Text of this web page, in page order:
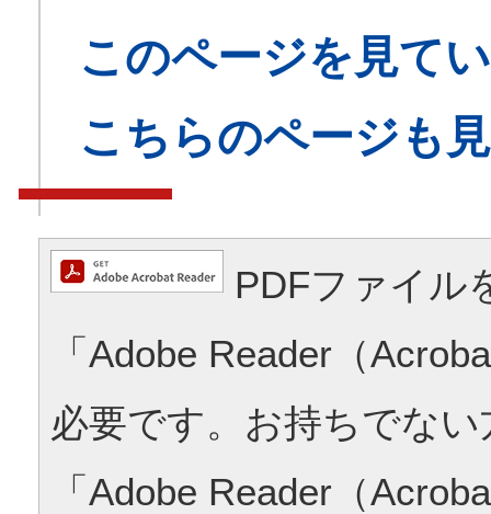
このページを見て
こちらのページも
PDFファイル
「Adobe Reader（
必要です。お持ちでな
「Adobe Reader（